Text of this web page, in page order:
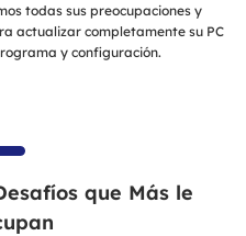
todas sus preocupaciones y
actualizar completamente su PC
y configuración.
que Más le